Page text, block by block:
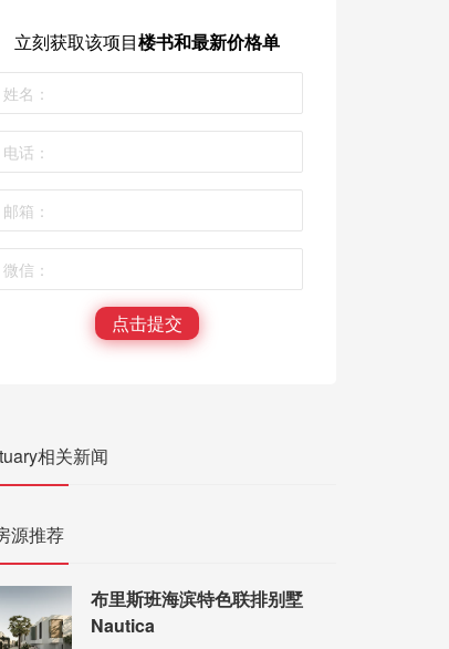
立刻获取该项目楼书和最新价格单
点击提交
相关新闻
源推荐
布里斯班海滨特色联排别墅
Nautica